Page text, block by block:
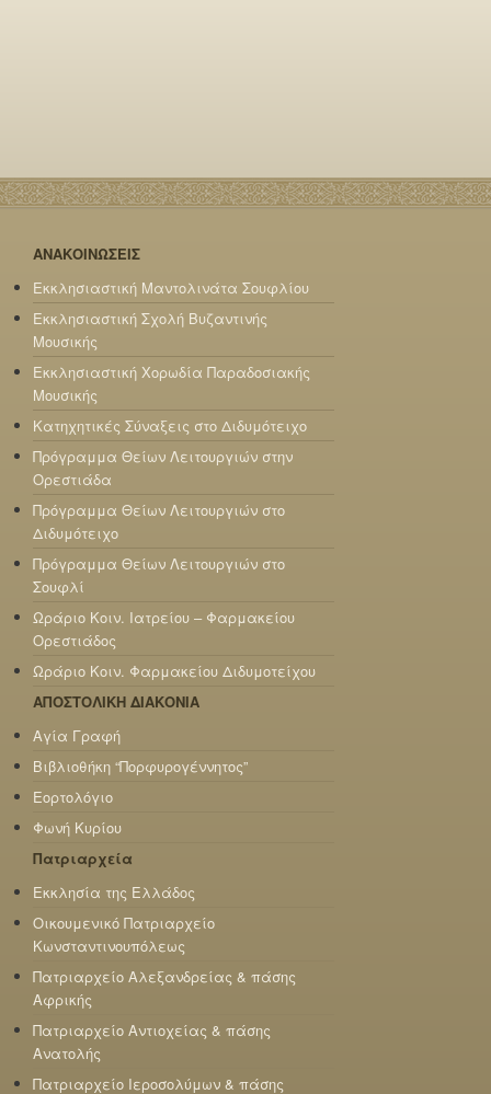
ΑΝΑΚΟΙΝΩΣΕΙΣ
Εκκλησιαστική Μαντολινάτα Σουφλίου
Εκκλησιαστική Σχολή Βυζαντινής
Μουσικής
Εκκλησιαστική Χορωδία Παραδοσιακής
Μουσικής
Κατηχητικές Σύναξεις στο Διδυμότειχο
Πρόγραμμα Θείων Λειτουργιών στην
Ορεστιάδα
Πρόγραμμα Θείων Λειτουργιών στο
Διδυμότειχο
Πρόγραμμα Θείων Λειτουργιών στο
Σουφλί
Ωράριο Κοιν. Ιατρείου – Φαρμακείου
Ορεστιάδος
Ωράριο Κοιν. Φαρμακείου Διδυμοτείχου
ΑΠΟΣΤΟΛΙΚΗ ΔΙΑΚΟΝΙΑ
Αγία Γραφή
Βιβλιοθήκη “Πορφυρογέννητος”
Εορτολόγιο
Φωνή Κυρίου
Πατριαρχεία
Εκκλησία της Ελλάδος
Οικουμενικό Πατριαρχείο
Κωνσταντινουπόλεως
Πατριαρχείο Αλεξανδρείας & πάσης
Αφρικής
Πατριαρχείο Αντιοχείας & πάσης
Ανατολής
Πατριαρχείο Ιεροσολύμων & πάσης